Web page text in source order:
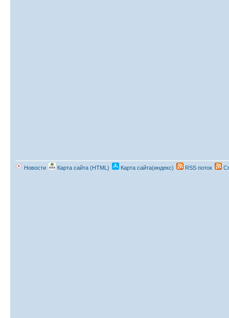
Новости Карта сайта (HTML) Карта сайта(индекс) RSS поток